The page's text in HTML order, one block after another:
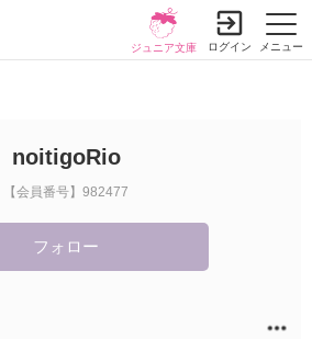
メニュー
ジュニア文庫 ログイン
noitigoRio
【会員番号】982477
フォロー